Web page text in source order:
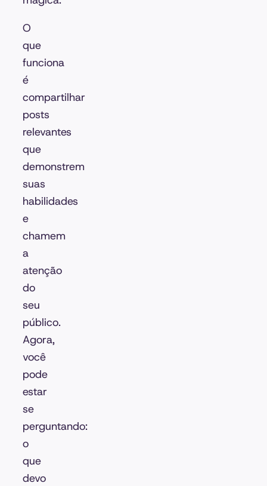
O
que
funciona
é
compartilhar
posts
relevantes
que
demonstrem
suas
habilidades
e
chamem
a
atenção
do
seu
público.
Agora,
você
pode
estar
se
perguntando:
o
que
devo